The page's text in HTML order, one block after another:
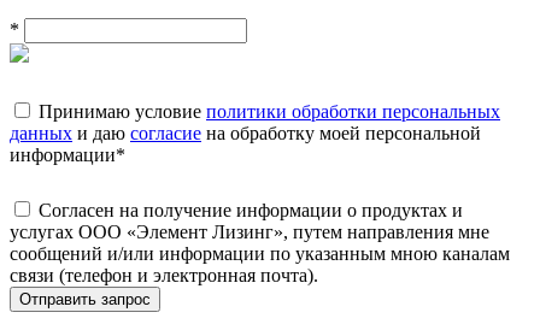
*
Принимаю условие политики обработки персональных
данных и даю согласие на обработку моей персональной
информации*
Согласен на получение информации о продуктах и
услугах ООО «Элемент Лизинг», путем направления мне
сообщений и/или информации по указанным мною каналам
связи (телефон и электронная почта).
Отправить запрос